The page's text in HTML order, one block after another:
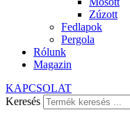
Zúzott
Fedlapok
Pergola
Rólunk
Magazin
KAPCSOLAT
Keresés